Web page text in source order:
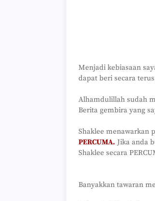
Menjadi kebiasaan
dapat beri secara
Alhamdulillah sudah
Berita gembira yang
Shaklee menawarkan
PERCUMA. Jika anda
Shaklee secara
Banyakkan tawaran